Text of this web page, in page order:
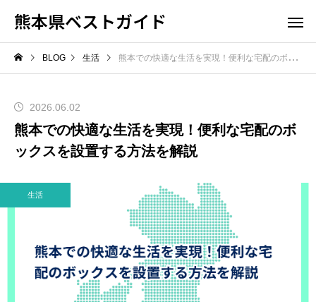
熊本県ベストガイド
BLOG 生活 熊本での快適な生活を実現！便利な宅配のボックスを設置する方法を解説
2026.06.02
熊本での快適な生活を実現！便利な宅配のボ
ックスを設置する方法を解説
生活